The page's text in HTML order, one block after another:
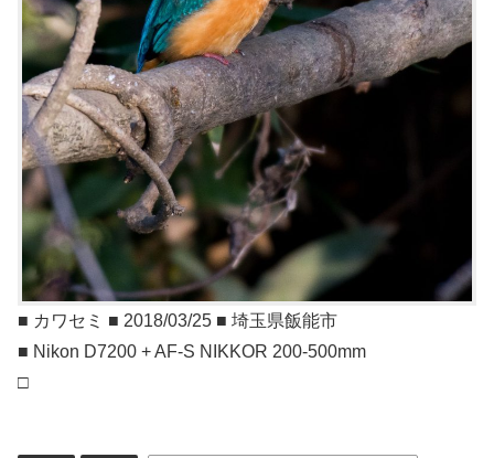
■ カワセミ ■ 2018/03/25 ■ 埼玉県飯能市
■ Nikon D7200 + AF-S NIKKOR 200-500mm
□